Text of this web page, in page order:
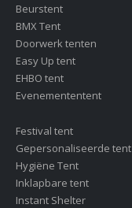
Beurstent
BMX Tent
Doorwerk tenten
Easy Up tent
EHBO tent
Evenemententent
Festival tent
Gepersonaliseerde tent
Hygiëne Tent
Inklapbare tent
Instant Shelter